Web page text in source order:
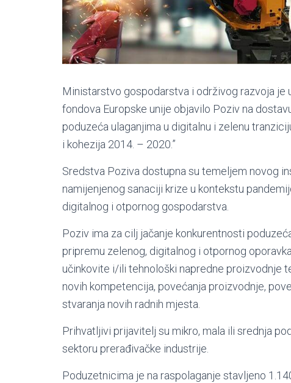
Ministarstvo gospodarstva i održivog razvoja je
fondova Europske unije objavilo Poziv na
poduzeća ulaganjima u digitalnu i zelenu
i kohezija 2014. – 2020.”
Sredstva Poziva dostupna su temeljem novog
namijenjenog sanaciji krize u kontekstu
digitalnog i otpornog gospodarstva.
Poziv ima za cilj jačanje konkurentnosti
pripremu zelenog, digitalnog i otpornog
učinkovite i/ili tehnološki napredne proizvodnje
novih kompetencija, povećanja proizvodnje,
stvaranja novih radnih mjesta.
Prihvatljivi prijavitelj su mikro, mala ili srednja
sektoru prerađivačke industrije.
Poduzetnicima je na raspolaganje stavljeno